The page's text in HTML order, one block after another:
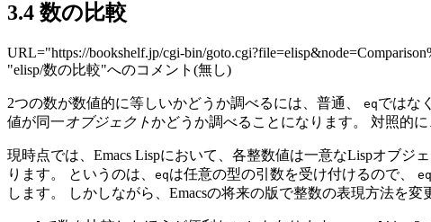
3.4 数の比較
URL="https://bookshelf.jp/cgi-bin/
"elisp/数の比較"へのコメント(無し)
2つの数が数値的に等しいかどうか調べるには、普通、 eqではなく
値が同一オブジェクトかどうか調べることになります。 対照的に
現時点では、Emacs Lispにおいて、各整数値は一意なLispオブジ
ります。 というのは、 eqは任意の型の引数を受け付けるので、 eq
します。 しかしながら、Emacsの将来の版で整数の表現方法を